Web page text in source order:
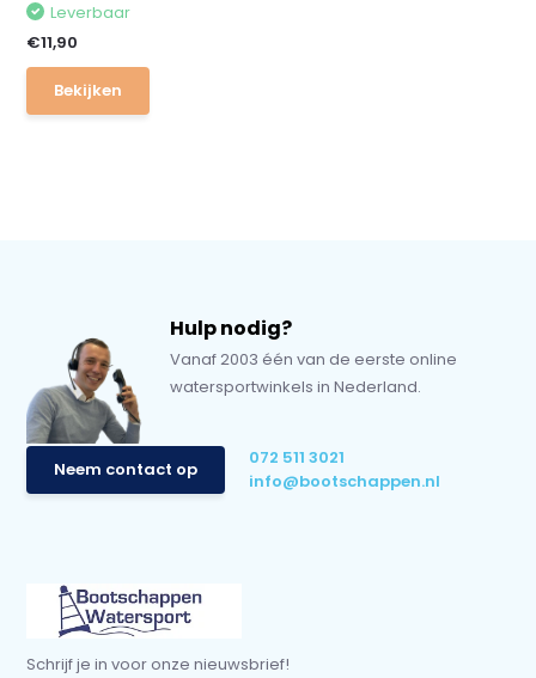
Leverbaar
€11,90
Bekijken
Hulp nodig?
Vanaf 2003 één van de eerste online
watersportwinkels in Nederland.
Neem contact op
072 511 3021
info@bootschappen.nl
Schrijf je in voor onze nieuwsbrief!